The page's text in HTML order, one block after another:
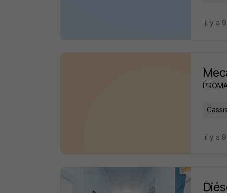
il y a
il y a